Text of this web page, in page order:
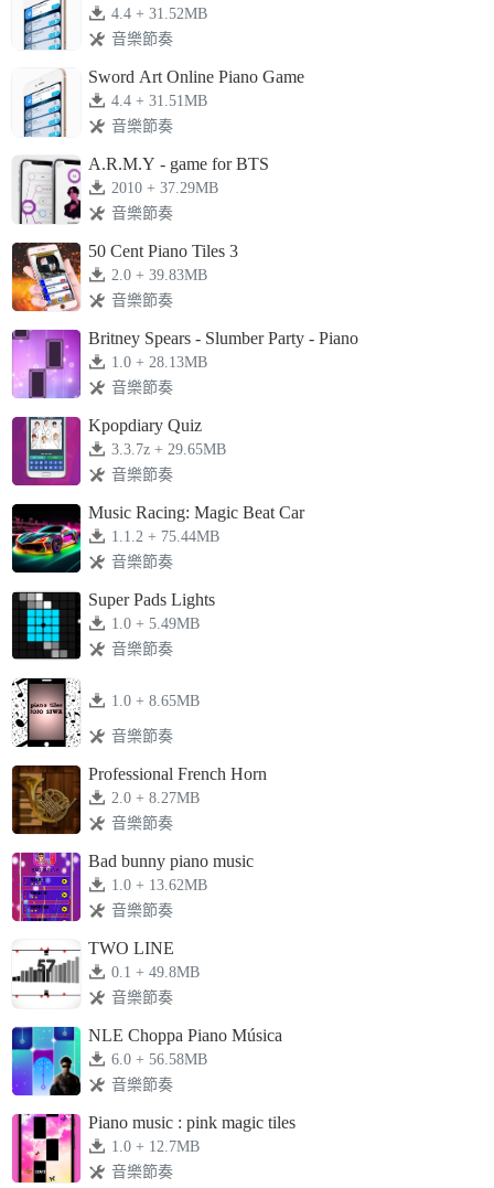
4.4 + 31.52MB
音樂節奏
Sword Art Online Piano Game
4.4 + 31.51MB
音樂節奏
A.R.M.Y - game for BTS
2010 + 37.29MB
音樂節奏
50 Cent Piano Tiles 3
2.0 + 39.83MB
音樂節奏
Britney Spears - Slumber Party - Piano
1.0 + 28.13MB
音樂節奏
Kpopdiary Quiz
3.3.7z + 29.65MB
音樂節奏
Music Racing: Magic Beat Car
1.1.2 + 75.44MB
音樂節奏
Super Pads Lights
1.0 + 5.49MB
音樂節奏
1.0 + 8.65MB
音樂節奏
Professional French Horn
2.0 + 8.27MB
音樂節奏
Bad bunny piano music
1.0 + 13.62MB
音樂節奏
TWO LINE
0.1 + 49.8MB
音樂節奏
NLE Choppa Piano Música
6.0 + 56.58MB
音樂節奏
Piano music : pink magic tiles
1.0 + 12.7MB
音樂節奏